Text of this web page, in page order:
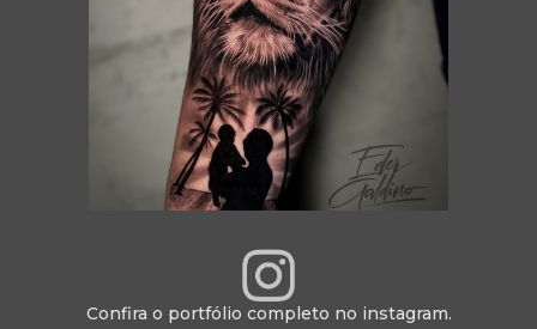
Confira o portfólio completo no instagram.